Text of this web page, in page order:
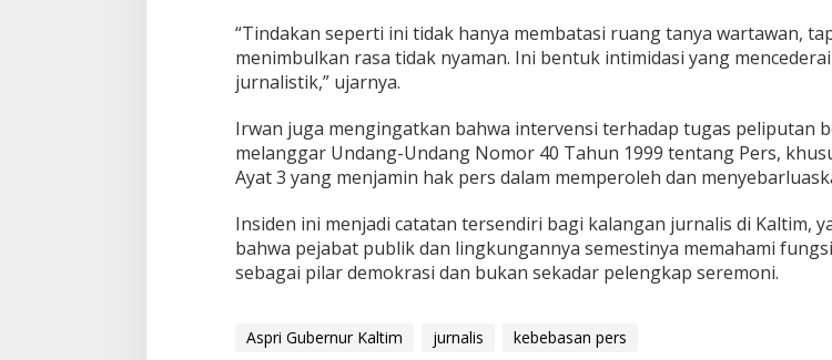
“Tindakan seperti ini tidak hanya membatasi ruang tanya wartawan,
menimbulkan rasa tidak nyaman. Ini bentuk intimidasi yang
jurnalistik,” ujarnya.
Irwan juga mengingatkan bahwa intervensi terhadap tugas peliputan
melanggar Undang-Undang Nomor 40 Tahun 1999 tentang Pers,
Ayat 3 yang menjamin hak pers dalam memperoleh dan
Insiden ini menjadi catatan tersendiri bagi kalangan jurnalis di Kaltim,
bahwa pejabat publik dan lingkungannya semestinya memahami
sebagai pilar demokrasi dan bukan sekadar pelengkap seremoni.
Aspri Gubernur Kaltim jurnalis
kebebasan pers